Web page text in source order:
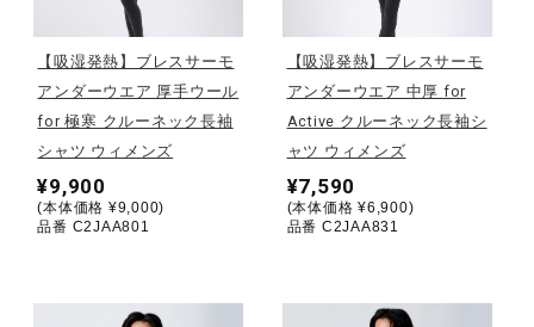
野球
ゴルフ
スイム
バレーボール
【吸湿発熱】ブレスサーモ
アンダーウエア 厚手ウール
for 極寒 クルーネック長袖
シャツ ウィメンズ
¥9,900
(本体価格 ¥9,000)
品番 C2JAA801
【吸湿発熱】ブレスサーモ
アンダーウエア 中厚 for
Active クルーネック長袖シ
ャツ ウィメンズ
¥7,590
(本体価格 ¥6,900)
品番 C2JAA831